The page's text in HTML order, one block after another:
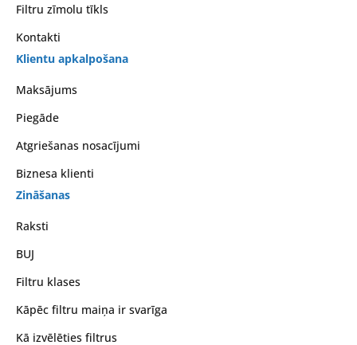
Filtru zīmolu tīkls
Kontakti
Klientu apkalpošana
Maksājums
Piegāde
Atgriešanas nosacījumi
Biznesa klienti
Zināšanas
Raksti
BUJ
Filtru klases
Kāpēc filtru maiņa ir svarīga
Kā izvēlēties filtrus